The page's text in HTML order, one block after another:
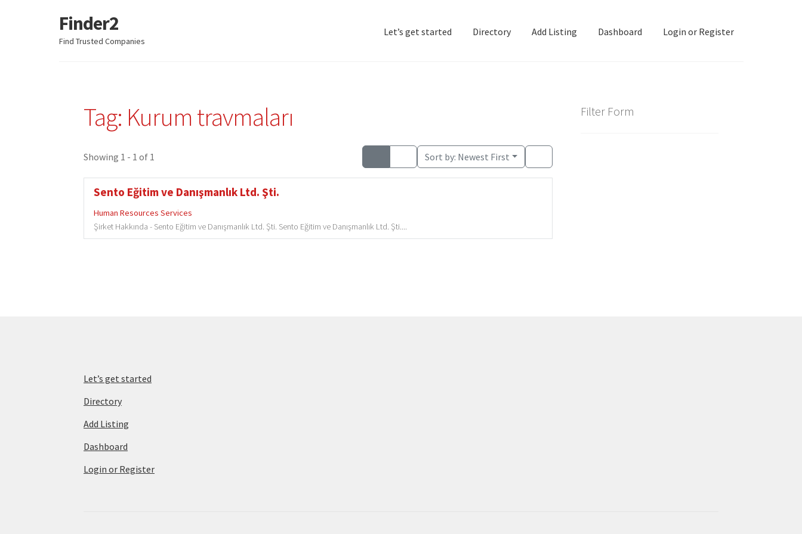
Skip
to
Skip
to
Finder2
Find Trusted Companies
Let’s get started Directory Add Listing Dashboard Login or Register
Tag: Kurum travmaları
Showing 1 - 1 of 1 Sort by: Newest First
Sento Eğitim ve Danışmanlık Ltd. Şti.
Human Resources Services
Şirket Hakkında - Sento Eğitim ve Danışmanlık Ltd. Şti. Sento Eğitim ve Danışmanlık Ltd. Şti....
Filter Form
Let’s get started
Directory
Add Listing
Dashboard
Login or Register